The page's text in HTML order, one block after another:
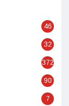
46
32
372
90
7